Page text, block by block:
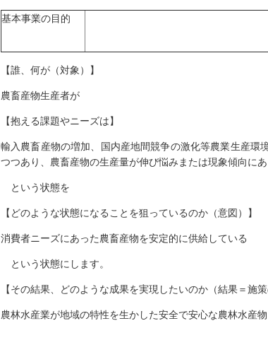
基本事業の目的
【誰、何が（対象）】
農畜産物生産者が
【抱える課題やニーズは】
輸入農畜産物の増加、国内産地間競争の激化等農業生産環
つつあり、農畜産物の生産量が伸び悩みまたは現象傾向にあ
という状態を
【どのような状態になることを狙っているのか（意図）】
消費者ニーズにあった農畜産物を安定的に供給している
という状態にします。
【その結果、どのような成果を実現したいのか（結果＝施策
農林水産業が地域の特性を生かした安全で安心な農林水産